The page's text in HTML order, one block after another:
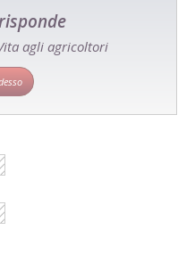
agli agricoltori